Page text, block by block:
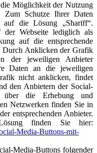
Möglichkeit der Nutzung
Zum Schutze Ihrer Daten
die Lösung „Shariff“.
der Webseite lediglich als
auf die entsprechende
Durch Anklicken der Grafik
der jeweiligen Anbieter
Daten an die jeweiligen
nicht anklicken, findet
den Anbietern der Social-
über die Erhebung und
Netzwerken finden Sie in
entsprechenden Anbieter.
finden Sie hier:
Media-Buttons-mit-
Media-Buttons folgender